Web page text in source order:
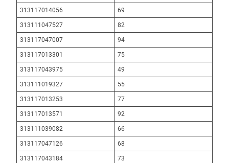
313117014056 69
313111047527 82
313117047007 94
313117013301 75
313117043975 49
313111019327 55
313117013253 77
313117013571 92
313111039082 66
313117047126 68
313117043184 73